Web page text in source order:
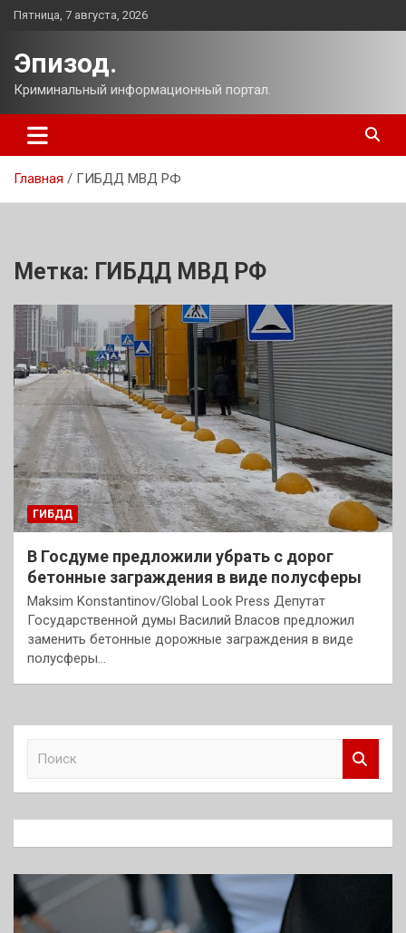
Перейти
Пятница, 7 августа, 2026
Эпизод.
Криминальный информационный портал.
Главная ГИБДД МВД РФ
Метка: ГИБДД МВД РФ
ГИБДД
В Госдуме предложили убрать с дорог
бетонные заграждения в виде полусферы
Maksim Konstantinov/Global Look Press Депутат
Государственной думы Василий Власов предложил
заменить бетонные дорожные заграждения в виде
полусферы…
к